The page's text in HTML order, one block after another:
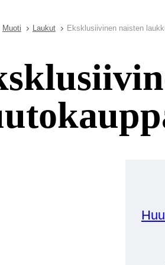
Muoti Laukut Eksklusiivinen naisten